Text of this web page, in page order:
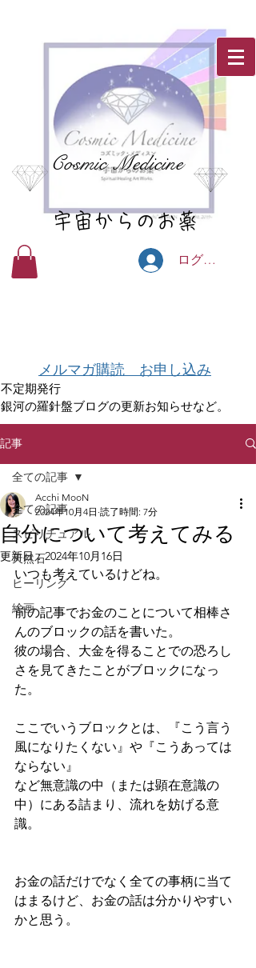
Cosmic Medicine
宇宙からのお薬
ログイン
メルマガ購読 お申し込み
不定期発行
銀河の羅針盤ブログの更新お知らせなど。
記事
全ての記事
スピリチュアル
天然石
ヒーリング
絵画
全ての記事
自分について考えてみる
Acchi MooN
2024年10月4日 読了時間: 7分
更新日：2024年10月16日
いつも考えているけどね。
前の記事でお金のことについて相棒さ
んのブロックの話を書いた。
彼の場合、大金を得ることでの恐ろし
さを見てきたことがブロックになっ
た。
ここでいうブロックとは、『こう言う
風になりたくない』や『こうあっては
ならない』
など無意識の中（または顕在意識の
中）にある詰まり、流れを妨げる意
識。
お金の話だけでなく全ての事柄に当て
はまるけど、お金の話は分かりやすい
かと思う。